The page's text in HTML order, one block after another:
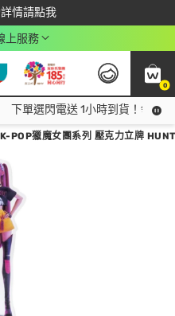
情請點我
高回饋$350
上服務
0
下單選閃電送 1小時到貨！領神
K-POP獵魔女團系列 壓克力立牌